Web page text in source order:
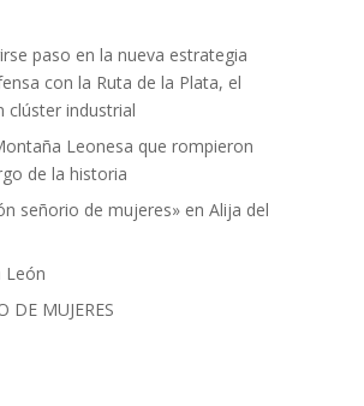
paso en la nueva estrategia
con la Ruta de la Plata, el
clúster industrial
Leonesa que rompieron
de la historia
señorio de mujeres» en Alija del
León
DE MUJERES